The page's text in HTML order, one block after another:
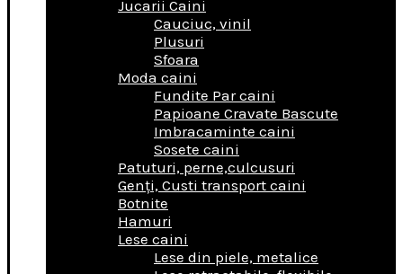
Jucarii Caini
Cauciuc, vinil
Plusuri
Sfoara
Moda caini
Fundite Par caini
Papioane Cravate Bascute
Imbracaminte caini
Sosete caini
Patuturi, perne,culcusuri
Genţi, Custi transport caini
Botnite
Hamuri
Lese caini
Lese din piele, metalice